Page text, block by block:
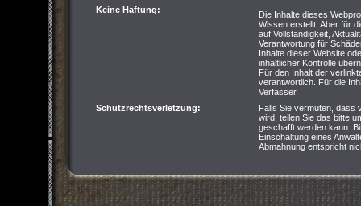
Keine Haftung:
Die Inhalte dieses
Wissen erstellt. Aber für
auf Vollständigkeit,
Verantwortung für
Inhalte dieser Website
inhaltlicher Kontrolle
Für den Inhalt der
verantwortlich. Für die
Verfasser.
Schutzrechtsverletzung:
Falls Sie vermuten, dass
wird, teilen Sie das bitte
geschafft werden kann.
Einschaltung eines
Abmahnung entspricht